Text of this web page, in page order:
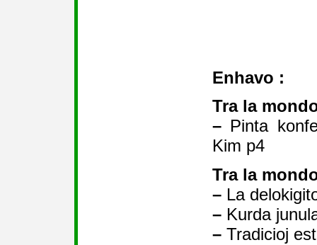
Enhavo :
Tra la
– Pinta
Kim p4
Tra la
– La
– Kurda
– Tradicioj